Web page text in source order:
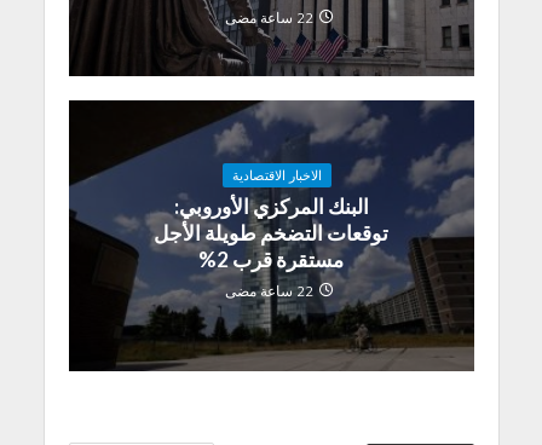
22 ساعة مضى
الاخبار الاقتصادية
البنك المركزي الأوروبي:
توقعات التضخم طويلة الأجل
مستقرة قرب 2%
22 ساعة مضى